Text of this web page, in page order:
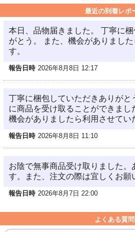
最近の到着レポ
本日、品物届きました。 丁寧に
がとう。 また、機会がありまし
す。
報告日時 2026年8月8日 12:17
丁寧に梱包していただきありがと
に商品を受け取ることができまし
機会がありましたら利用させてい
報告日時 2026年8月8日 11:10
お陰で無事商品受け取りました。
す。また、注文の際は宜しくお願
報告日時 2026年8月7日 22:00
よくある質問